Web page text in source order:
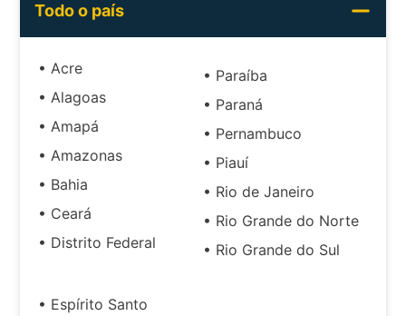
Todo o país
• Acre
• Alagoas
• Amapá
• Amazonas
• Bahia
• Ceará
• Distrito Federal
• Espírito Santo
• Paraíba
• Paraná
• Pernambuco
• Piauí
• Rio de Janeiro
• Rio Grande do Norte
• Rio Grande do Sul